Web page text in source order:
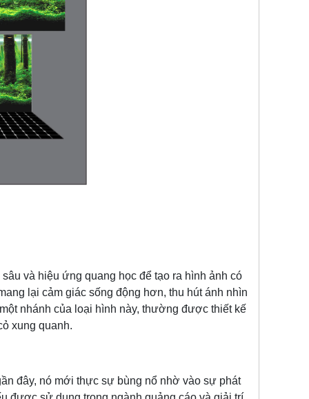
và hiệu ứng quang học để tạo ra hình ảnh có
lại cảm giác sống động hơn, thu hút ánh nhìn
nhánh của loại hình này, thường được thiết kế
xung quanh.
nó mới thực sự bùng nổ nhờ vào sự phát